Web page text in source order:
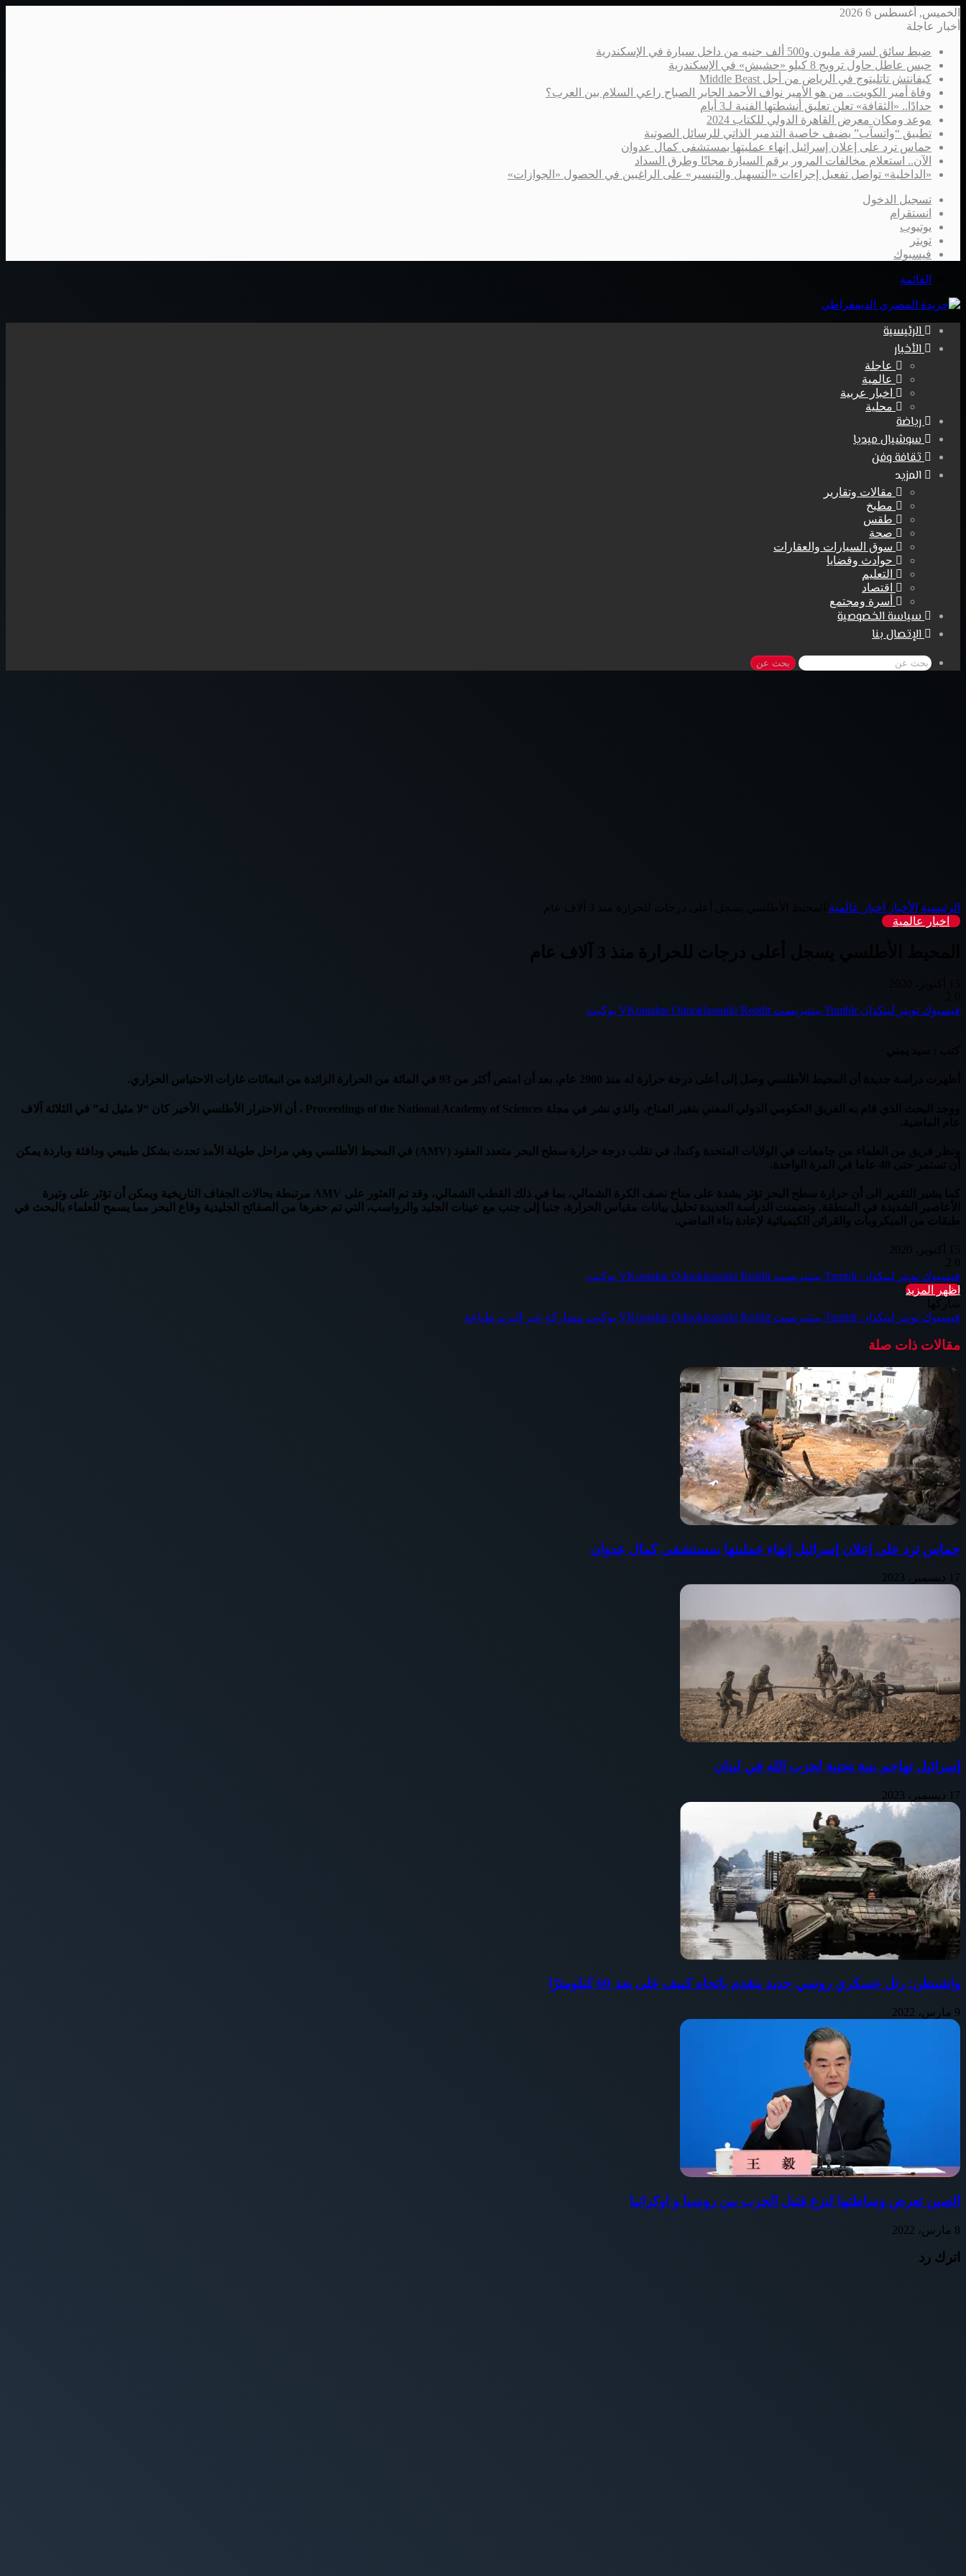
الخميس, أغسطس 6 2026
أخبار عاجلة
ضبط سائق لسرقة مليون و500 ألف جنيه من داخل سيارة في الإسكندرية
حبس عاطل حاول ترويج 8 كيلو «حشيش» في الإسكندرية
كيفانتش تاتليتوج في الرياض من أجل Middle Beast
وفاة أمير الكويت.. من هو الأمير نواف الأحمد الجابر الصباح راعي السلام بين العرب؟
حدادًا.. «الثقافة» تعلن تعليق أنشطتها الفنية لـ3 أيام
موعد ومكان معرض القاهرة الدولي للكتاب 2024
تطبيق “واتسآب” يضيف خاصية التدمير الذاتي للرسائل الصوتية
حماس ترد على إعلان إسرائيل إنهاء عمليتها بمستشفى كمال عدوان
الآن.. استعلام مخالفات المرور برقم السيارة مجانًا وطرق السداد
«الداخلية» تواصل تفعيل إجراءات «التسهيل والتيسير» على الراغبين في الحصول «الجوازات»
تسجيل الدخول
انستقرام
يوتيوب
تويتر
فيسبوك
القائمة
الرئيسية
الأخبار
عاجلة
عالمية
اخبار عربية
محلية
رياضة
سوشيال ميديا
ثقافة وفن
المزيد
مقالات وتقارير
مطبخ
طقس
صحة
سوق السيارات والعقارات
حوادث وقضايا
التعليم
اقتصاد
أسرة ومجتمع
سياسة الخصوصية
الإتصال بنا
بحث عن
الرئيسية الأخبار اخبار عالمية
اخبار عالمية
فيسبوك تويتر لينكدإن بينتيريست Odnoklassniki بوكيت
أظهرت دراسة جديدة أن المحيط الأطلسي وصل إلى أعلى درجة حرارة له منذ 2900 عام، بعد أن امتص أكثر من 93 في المائة من الحرارة الزائدة من انبعاثات غازات الاحتباس الحراري.
ووجد البحث الذي قام به الفريق الحكومي الدولي المعني بتغير المناخ، والذي نشر في مجلة Proceedings of the National Academy of Sciences ، أن الاحترار الأطلسي الأخير كان “لا مثيل له” في الثلاثة آلاف
ونظر فريق من العلماء من جامعات في الولايات المتحدة وكندا، في تقلب درجة حرارة سطح البحر متعدد العقود (AMV) في المحيط الأطلسي وهي مراحل طويلة الأمد تحدث بشكل طبيعي ودافئة وباردة يمكن
كما يشير التقرير الى أن حرارة سطح البحر تؤثر بشدة على مناخ نصف الكرة الشمالي، بما في ذلك القطب الشمالي، وقد تم العثور على AMV مرتبطة بحالات الجفاف التاريخية ويمكن أن تؤثر على وتيرة
الأعاصير الشديدة في المنطقة. وتضمنت الدراسة الجديدة تحليل بيانات مقياس الحرارة، جنبا إلى جنب مع عينات الجليد والرواسب، التي تم حفرها من الصفائح الجليدية وقاع البحر مما يسمح للعلماء بالبحث في
طبقات من الميكروبات والقرائن الكيميائية لإعادة بناء الماضي.
فيسبوك تويتر لينكدإن بينتيريست Odnoklassniki
بوكيت
اظهر المزيد
شاركها
فيسبوك تويتر لينكدإن بينتيريست Odnoklassniki بوكيت مشاركة عبر البريد طباعة
مقالات ذات صلة
حماس ترد على إعلان إسرائيل إنهاء عمليتها بمستشفى كمال عدوان
17 ديسمبر، 2023
إسرائيل تهاجم بنية تحتية لحزب الله في لبنان
17 ديسمبر، 2023
واشنطن: رتل عسكري روسي جديد يتقدم باتجاه كييف على بعد 60 كيلومترًا
9 مارس، 2022
الصين تعرض وساطتها لنزع فتيل الحرب بين روسيا و اوكرانيا
8 مارس، 2022
اترك رد